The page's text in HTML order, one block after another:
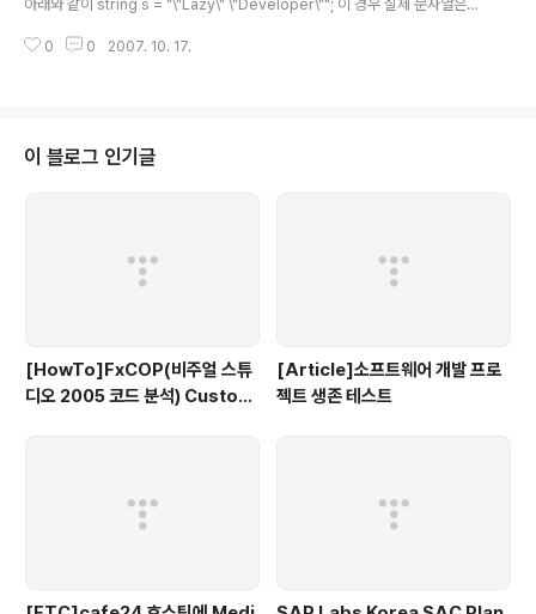
아래와 같이 string s = "\"Lazy\" \"Developer\""; 이 경우 실제 문자열은
써서 똑같은 효과를 볼 수 있다. Dim str As String = """Lazy"" ""Develop
0 0 2007. 10. 17.
이 블로그 인기글
[HowTo]FxCOP(비주얼 스튜
디오 2005 코드 분석) Custom
[Article]소프트웨어 개발 프로
젝트 생존 테스트